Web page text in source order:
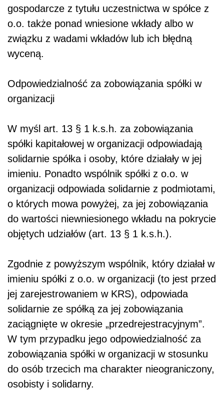
gospodarcze z tytułu uczestnictwa w spółce z
o.o. także ponad wniesione wkłady albo w
związku z wadami wkładów lub ich błędną
wyceną.
Odpowiedzialność za zobowiązania spółki w
organizacji
W myśl art. 13 § 1 k.s.h. za zobowiązania
spółki kapitałowej w organizacji odpowiadają
solidarnie spółka i osoby, które działały w jej
imieniu. Ponadto wspólnik spółki z o.o. w
organizacji odpowiada solidarnie z podmiotami,
o których mowa powyżej, za jej zobowiązania
do wartości niewniesionego wkładu na pokrycie
objętych udziałów (art. 13 § 1 k.s.h.).
Zgodnie z powyższym wspólnik, który działał w
imieniu spółki z o.o. w organizacji (to jest przed
jej zarejestrowaniem w KRS), odpowiada
solidarnie ze spółką za jej zobowiązania
zaciągnięte w okresie „przedrejestracyjnym”.
W tym przypadku jego odpowiedzialność za
zobowiązania spółki w organizacji w stosunku
do osób trzecich ma charakter nieograniczony,
osobisty i solidarny.